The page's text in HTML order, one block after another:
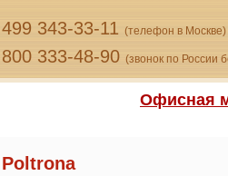
343-33-11 (телефон в Москве)
333-48-90 (звонок по России
Офисная